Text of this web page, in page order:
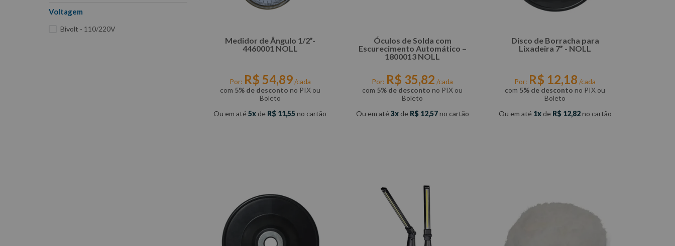
Voltagem
Bivolt - 110/220V
Medidor de Ângulo 1/2”-
4460001 NOLL
Por: R$ 54,89/cada
com 5% de desconto no PIX ou
Boleto
Ou em até5 de R$ 11,55no cartão
Óculos de Solda com
Escurecimento Automático –
1800013 NOLL
Por: R$ 35,82 /cada
com 5% de desconto no PIX ou
Boleto
Ou em até 3 de R$ 12,57no cartão
Disco de Borracha para
Lixadeira 7” - NOLL
Por: R$ 12,18 /cada
com 5% de desconto no PIX ou
Boleto
Ou em até 1 de R$ 12,82no cartão